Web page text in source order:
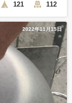
121 112
2022年11月15日